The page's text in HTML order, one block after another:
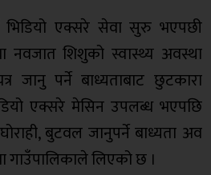
भिडियो एक्सरे सेवा सुरु भएपछी
नवजात शिशुको स्वास्थ्य अवस्था
जानु पर्ने बाध्यताबाट छुटकारा
एक्सरे मेसिन उपलब्ध भएपछि
बुटवल जानुपर्ने बाध्यता अव
गाउँपालिकाले लिएको छ ।